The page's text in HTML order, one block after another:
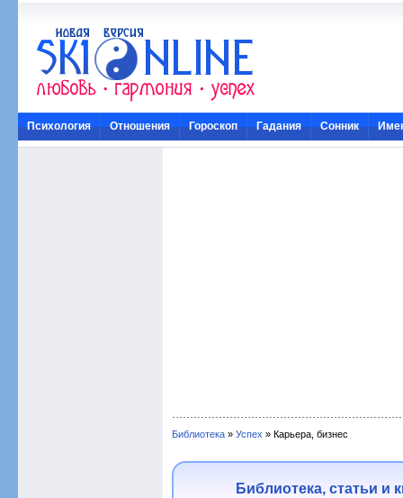
Психология Отношения Гороскоп Гадания Сонник
Библиотека » Успех » Карьера, бизнес
Библиотека, статьи и